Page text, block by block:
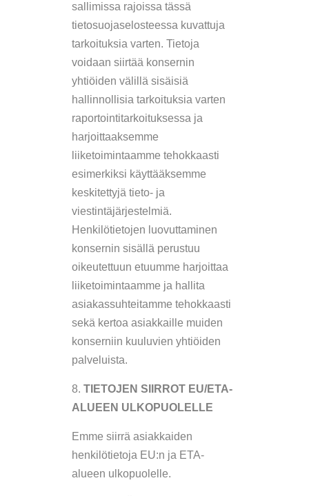
sallimissa rajoissa tässä
tietosuojaselosteessa kuvattuja
tarkoituksia varten. Tietoja
voidaan siirtää konsernin
yhtiöiden välillä sisäisiä
hallinnollisia tarkoituksia varten
raportointitarkoituksessa ja
harjoittaaksemme
liiketoimintaamme tehokkaasti
esimerkiksi käyttääksemme
keskitettyjä tieto- ja
viestintäjärjestelmiä.
Henkilötietojen luovuttaminen
konsernin sisällä perustuu
oikeutettuun etuumme harjoittaa
liiketoimintaamme ja hallita
asiakassuhteitamme tehokkaasti
sekä kertoa asiakkaille muiden
konserniin kuuluvien yhtiöiden
palveluista.
TIETOJEN SIIRROT EU/ETA-
ALUEEN ULKOPUOLELLE
Emme siirrä asiakkaiden
henkilötietoja EU:n ja ETA-
alueen ulkopuolelle.